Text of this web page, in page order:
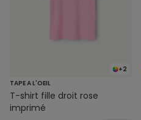
+2
TAPE A L'OEIL
T-shirt fille droit rose
imprimé